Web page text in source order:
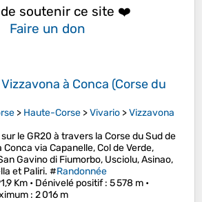
soutenir ce site ❤️
Faire un don
Vizzavona à Conca (Corse du
> Haute-Corse >Vivario >Vizzavona
le GR20 à travers la Corse du Sud de
Conca via Capanelle, Col de Verde,
Gavino di Fiumorbo, Usciolu, Asinao,
et Paliri. #Randonnée
Km • Dénivelé positif: 5 578 m •
: 2 016 m